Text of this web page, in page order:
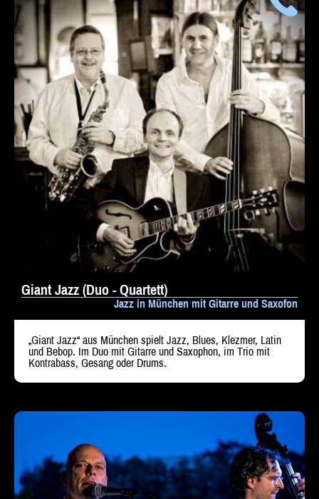
Giant Jazz (Duo - Quartett)
Jazz in München mit Gitarre und Saxofon
„Giant Jazz“ aus München spielt Jazz, Blues, Klezmer, Latin
und Bebop. Im Duo mit Gitarre und Saxophon, im Trio mit
Kontrabass, Gesang oder Drums.